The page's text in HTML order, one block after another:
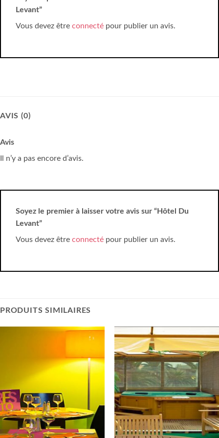
Levant”
Vous devez être connecté pour publier un avis.
AVIS (0)
Avis
Il n’y a pas encore d’avis.
Soyez le premier à laisser votre avis sur “Hôtel Du
Levant”
Vous devez être connecté pour publier un avis.
PRODUITS SIMILAIRES